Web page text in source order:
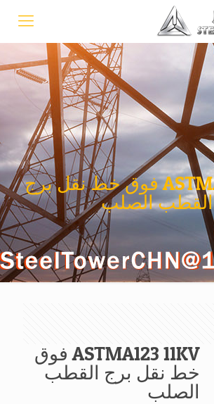
ASTMA123 11KV فوق خط نقل برج
القطب الصلب
ASTMA123 11KV فوق
خط نقل برج القطب
الصلب